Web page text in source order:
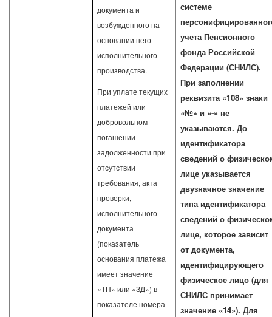
документа и
возбужденного на
основании него
исполнительного
производства.
При уплате текущих
платежей или
добровольном
погашении
задолженности при
отсутствии
требования, акта
проверки,
исполнительного
документа
(показатель
основания платежа
имеет значение
«ТП» или «ЗД») в
показателе номера
системе
учета Пенсионного
фонда Российской
Федерации (СНИЛС).
При заполнении
реквизита «108» знаки
«№» и «-» не
указываются. До
идентификатора
сведений о
лице указывается
двузначное значение
типа идентификатора
сведений о
лице, которое зависит
от документа,
идентифицирующего
физическое лицо (для
СНИЛС принимает
значение «14»). Для